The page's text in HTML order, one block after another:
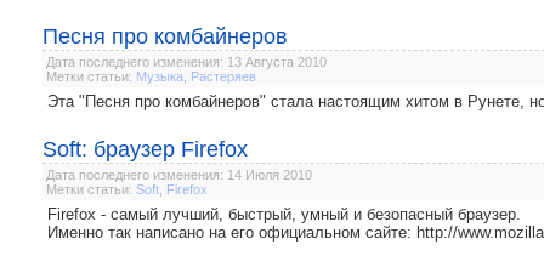
Песня про комбайнеров
Дата последнего изменения: 13 Августа 2010
Метки статьи: Музыка Растеряев
Эта "Песня про комбайнеров" стала настоящим хитом в Рунете,
Soft: браузер Firefox
Дата последнего изменения: 14 Июля 2010
Метки статьи: Soft Firefox
Firefox - самый лучший, быстрый, умный и безопасный браузер.
Именно так написано на его официальном сайте: http://